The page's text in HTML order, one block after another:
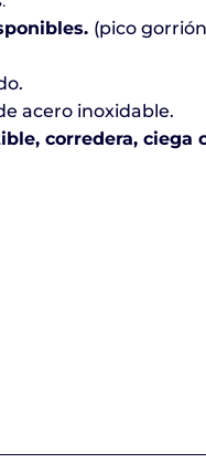
(pico
acero inoxidable.
corredera, ciega